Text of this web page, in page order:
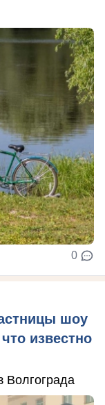
0
шоу
известно
Волгограда